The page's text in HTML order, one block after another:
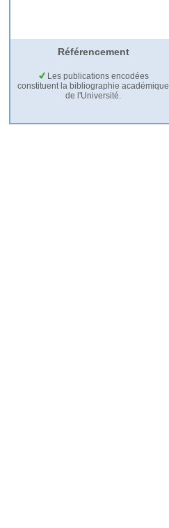
Référencement
Les publications encodées
constituent la bibliographie académique
de l'Université.